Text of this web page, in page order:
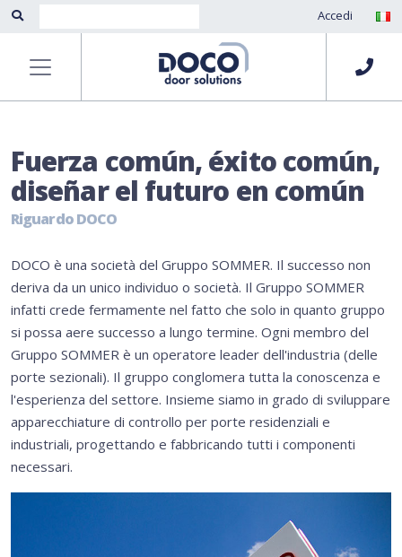
Accedi
Fuerza común, éxito común,
diseñar el futuro en común
Riguardo DOCO
DOCO è una società del Gruppo SOMMER. Il successo non
deriva da un unico individuo o società. Il Gruppo SOMMER
infatti crede fermamente nel fatto che solo in quanto gruppo
si possa aere successo a lungo termine. Ogni membro del
Gruppo SOMMER è un operatore leader dell'industria (delle
porte sezionali). Il gruppo conglomera tutta la conoscenza e
l'esperienza del settore. Insieme siamo in grado di sviluppare
apparecchiature di controllo per porte residenziali e
industriali, progettando e fabbricando tutti i componenti
necessari.